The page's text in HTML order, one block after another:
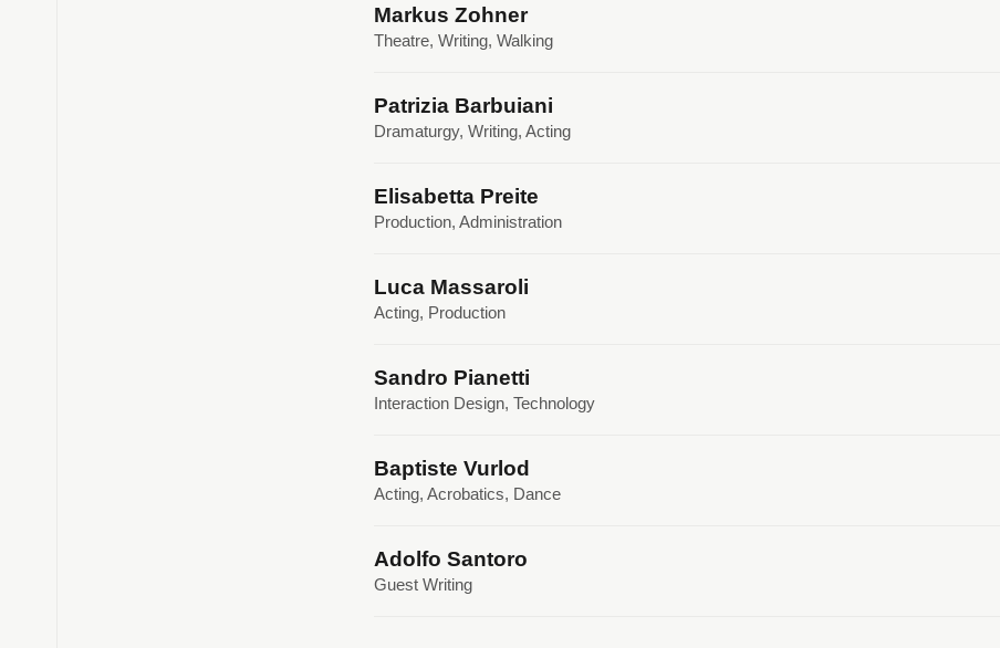
Markus Zohner
Theatre, Writing, Walking
Patrizia Barbuiani
Dramaturgy, Writing, Acting
Elisabetta Preite
Production, Administration
Luca Massaroli
Acting, Production
Sandro Pianetti
Interaction Design, Technology
Baptiste Vurlod
Acting, Acrobatics, Dance
Adolfo Santoro
Guest Writing